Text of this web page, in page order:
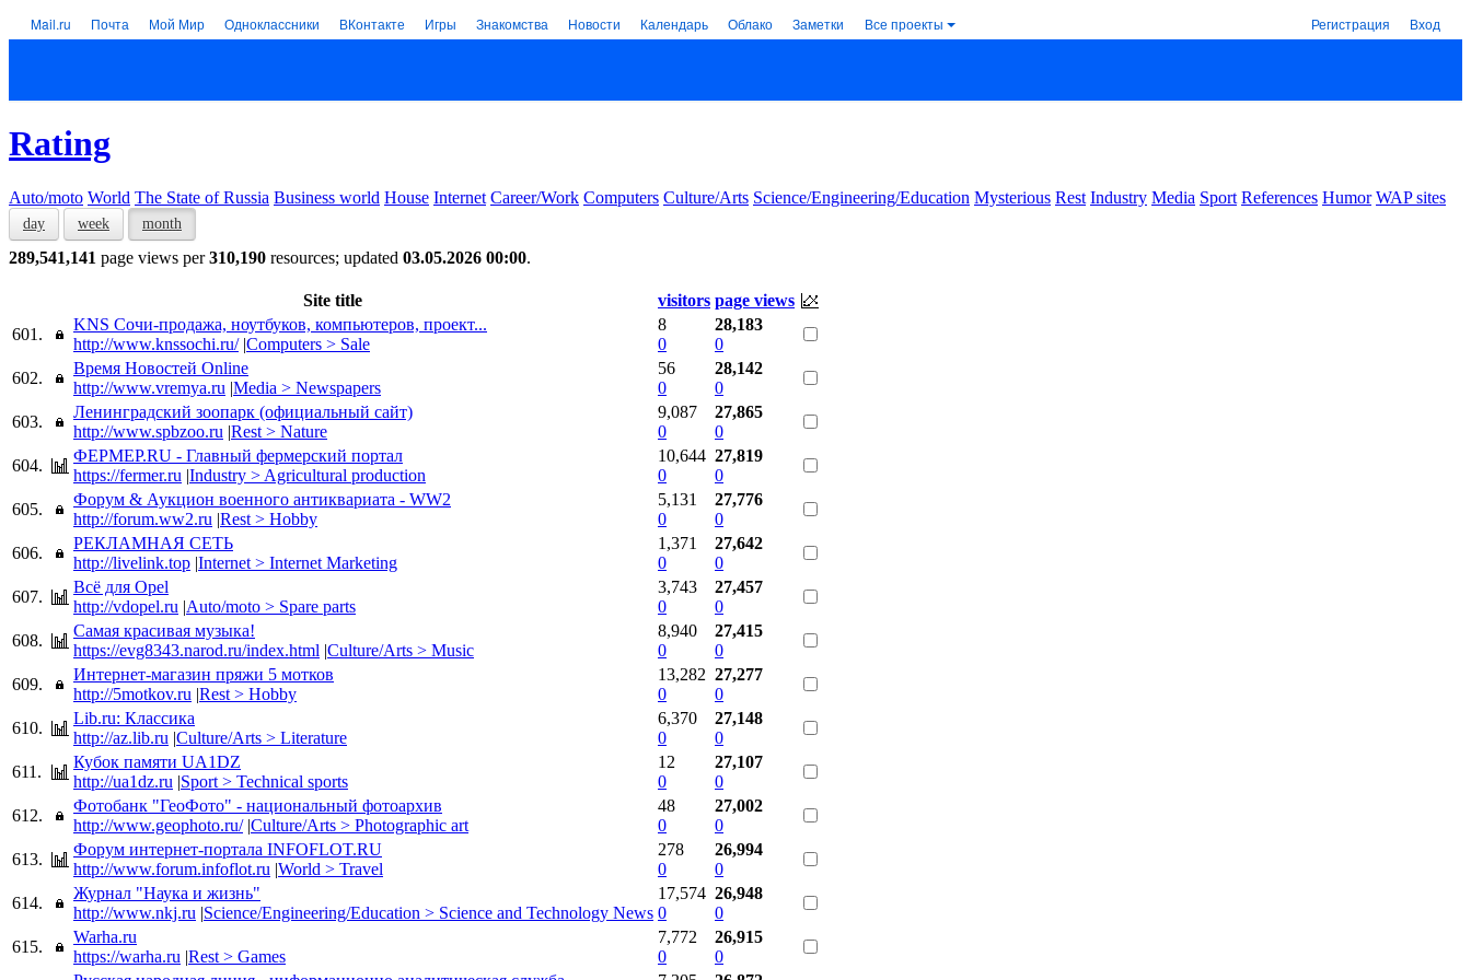
Mail.ru Почта Мой Мир Одноклассники ВКонтакте Игры Знакомства Новости Календарь Облако Заметки Все проекты Регистрация Вход
Rating
Auto/moto World The State of Russia Business world House Internet Career/Work Computers Culture/Arts Science/Engineering/Education Mysterious Rest Industry Media Sport References Humor WAP sites
day week month
289,541,141 page views per310,190 resources; updated 03.05.2026 00:00.
Site title visitors page views
601.
KNS Сочи-продажа, ноутбуков, компьютеров, проект...
http://www.knssochi.ru/ |Computers > Sale
8
0
28,183
0
602.
Время Новостей Online
http://www.vremya.ru |Media > Newspapers
56
0
28,142
0
603.
Ленинградский зоопарк (официальный сайт)
http://www.spbzoo.ru |Rest > Nature
9,087
0
27,865
0
604.
ФЕРМЕР.RU - Главный фермерский портал
https://fermer.ru |Industry > Agricultural production
10,644
0
27,819
0
605.
Форум & Аукцион военного антиквариата - WW2
http://forum.ww2.ru |Rest > Hobby
5,131
0
27,776
0
606.
РЕКЛАМНАЯ СЕТЬ
http://livelink.top |Internet > Internet Marketing
1,371
0
27,642
0
607.
Всё для Opel
http://vdopel.ru |Auto/moto > Spare parts
3,743
0
27,457
0
608.
Самая красивая музыка!
https://evg8343.narod.ru/index.html |Culture/Arts > Music
8,940
0
27,415
0
609.
Интернет-магазин пряжи 5 мотков
http://5motkov.ru |Rest > Hobby
13,282
0
27,277
0
610.
Lib.ru: Классика
http://az.lib.ru |Culture/Arts > Literature
6,370
0
27,148
0
611.
Кубок памяти UA1DZ
http://ua1dz.ru |Sport > Technical sports
12
0
27,107
0
612.
Фотобанк "ГеоФото" - национальный фотоархив
http://www.geophoto.ru/ |Culture/Arts > Photographic art
48
0
27,002
0
613.
Форум интернет-портала INFOFLOT.RU
http://www.forum.infoflot.ru |World > Travel
278
0
26,994
0
614.
Журнал "Наука и жизнь"
http://www.nkj.ru |Science/Engineering/Education > Science and Technology News
17,574
0
26,948
0
615.
Warha.ru
https://warha.ru |Rest > Games
7,772
0
26,915
0